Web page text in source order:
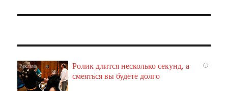
i
Ролик длится несколько секунд, а
смеяться вы будете долго